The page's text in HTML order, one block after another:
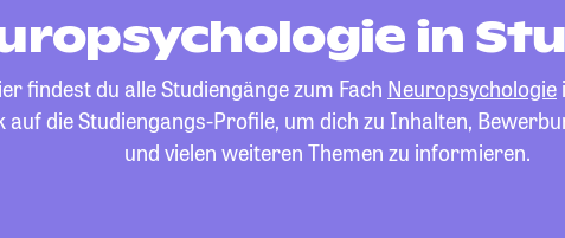
in
findest du alle Studiengänge zum Fach Neuropsychologie
auf die Studiengangs-Profile, um dich zu Inhalten,
und vielen weiteren Themen zu informieren.